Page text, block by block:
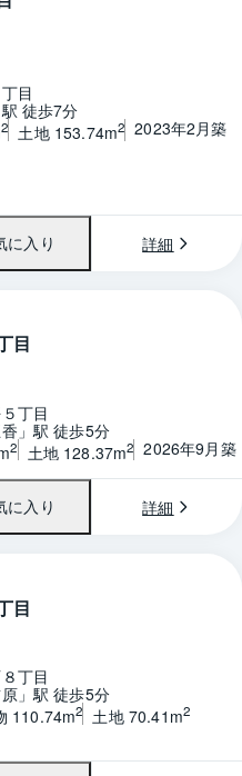
目
徒歩7分
2 土地 153.74m2 2023年2月築
に入り 詳細
1 / 0 間取り
目
丁目
」駅 徒歩5分
2 土地 128.37m2 2026年9月築
に入り 詳細
1 / 0 間取り
目
丁目
」駅 徒歩5分
110.74m2 土地 70.41m2